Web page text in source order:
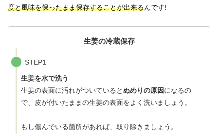
度と風味を保ったまま保存することが出来るんです!
生姜の冷蔵保存
STEP1
生姜を水で洗う
生姜の表面に汚れがついているとぬめりの原因になるの
で、皮が付いたままの生姜の表面をよく洗いましょう。
もし傷んでいる箇所があれば、取り除きましょう。